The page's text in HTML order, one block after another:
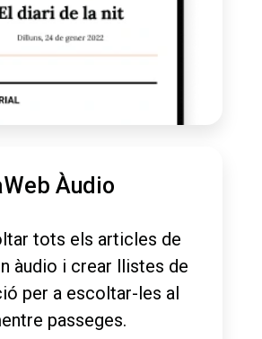
Àudio
tots els articles de
àudio i crear llistes de
per a escoltar-les al
passeges.